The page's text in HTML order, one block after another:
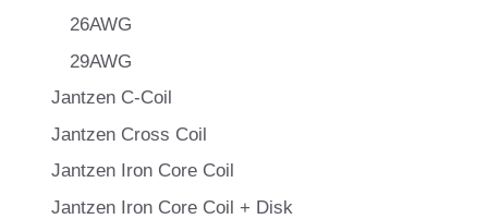
26AWG
29AWG
Jantzen C-Coil
Jantzen Cross Coil
Jantzen Iron Core Coil
Jantzen Iron Core Coil + Disk